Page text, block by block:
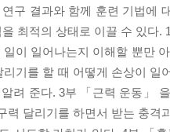
구 결과와 함께 훈련 기법에
최적의 상태로 이끌 수 있
이 일어나는지 이해할 뿐만
기를 할 때 어떻게 손상이
려 준다. 3부 「근력 운동」
력 달리기를 하면서 받는 충